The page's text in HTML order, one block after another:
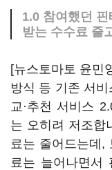
1.0 참여했던 핀
받는 수수료 줄
[뉴스토마토 윤민
방식 등 기존 서비
교·추천 서비스
는 오히려 저조합
료는 줄어드는데,
료는 늘어나면서